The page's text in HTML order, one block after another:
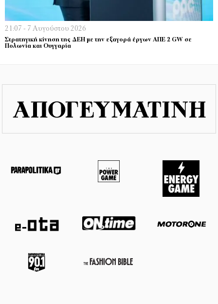
21:07 - 7 Αυγούστου 2026
Στρατηγική κίνηση της ΔΕΗ με την εξαγορά έργων ΑΠΕ 2 GW σε
Πολωνία και Ουγγαρία